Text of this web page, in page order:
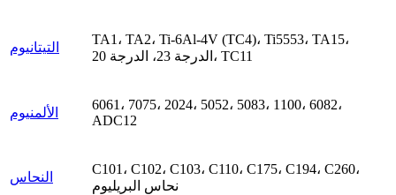
التيتانيوم
TA1، TA2، Ti-6Al-4V (TC4)، Ti5553، TA15،
الدرجة 23، الدرجة 20، TC11
الألمنيوم
6061، 7075، 2024، 5052، 5083، 1100، 6082،
ADC12
النحاس
C101، C102، C103، C110، C175، C194، C260،
نحاس البريليوم